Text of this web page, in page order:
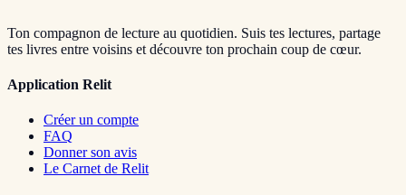
Ton compagnon de lecture au quotidien. Suis tes lectures, partage
tes livres entre voisins et découvre ton prochain coup de cœur.
Application Relit
Créer un compte
FAQ
Donner son avis
Le Carnet de Relit